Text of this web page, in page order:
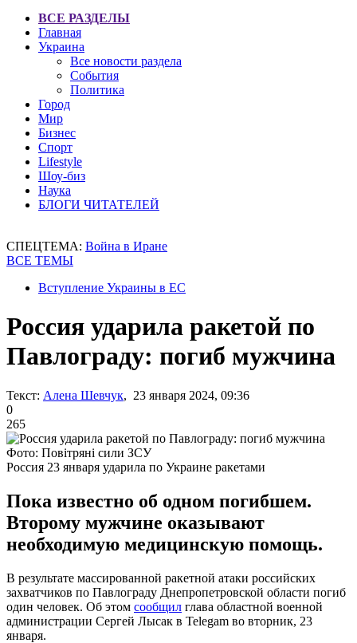
ВСЕ РАЗДЕЛЫ
Главная
Украина
Все новости раздела
События
Политика
Город
Мир
Бизнес
Спорт
Lifestyle
Шоу-биз
Наука
БЛОГИ ЧИТАТЕЛЕЙ
СПЕЦТЕМА: Война в Иране
ВСЕ ТЕМЫ
Вступление Украины в ЕС
Россия ударила ракетой по
Павлограду: погиб мужчина
Текст: Алена Шевчук, 23 января 2024, 09:36
0
265
Фото: Повітряні сили ЗСУ
Россия 23 января ударила по Украине ракетами
Пока известно об одном погибшем.
Второму мужчине оказывают
необходимую медицинскую помощь.
В результате массированной ракетной атаки российских
захватчиков по Павлограду Днепропетровской области погиб
один человек. Об этом сообщил глава областной военной
администрации Сергей Лысак в Telegam во вторник, 23
января.